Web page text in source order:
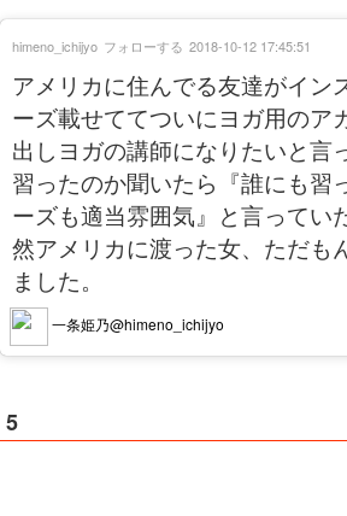
アメリカに住んでる友達がイン
ーズ載せててついにヨガ用のア
出しヨガの講師になりたいと言
習ったのか聞いたら『誰にも習
ーズも適当雰囲気』と言ってい
然アメリカに渡った女、ただも
ました。
一条姫乃@himeno_ichijyo
himeno_ichijyo フォローする 2018-10-12 17:45:51
5